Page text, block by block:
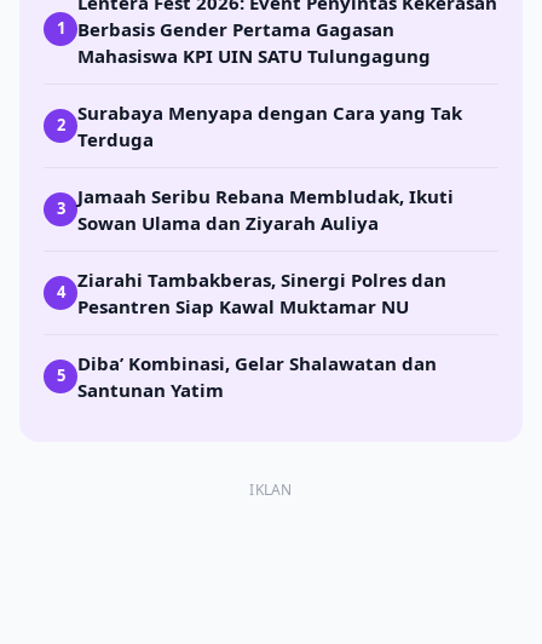
1
Berbasis Gender Pertama Gagasan
Mahasiswa KPI UIN SATU Tulungagung
2
Surabaya Menyapa dengan Cara yang Tak
Terduga
3
Jamaah Seribu Rebana Membludak, Ikuti
Sowan Ulama dan Ziyarah Auliya
4
Ziarahi Tambakberas, Sinergi Polres dan
Pesantren Siap Kawal Muktamar NU
5
Diba’ Kombinasi, Gelar Shalawatan dan
Santunan Yatim
IKLAN